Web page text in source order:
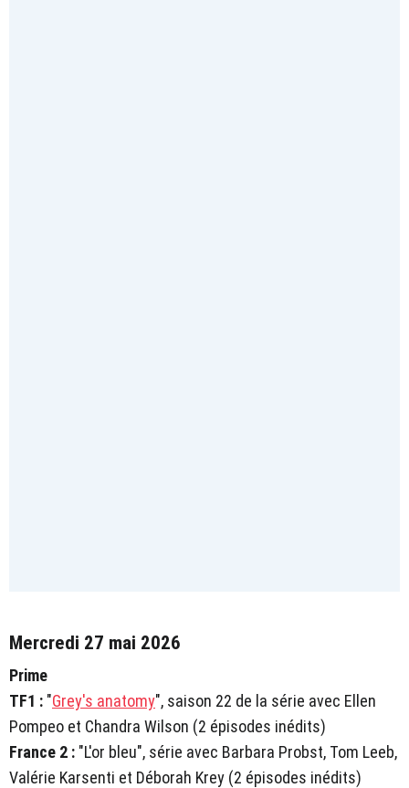
Mercredi 27 mai 2026
Prime
TF1 : "Grey's anatomy", saison 22 de la série avec Ellen
Pompeo et Chandra Wilson (2 épisodes inédits)
France 2 : "L'or bleu", série avec Barbara Probst, Tom Leeb,
Valérie Karsenti et Déborah Krey (2 épisodes inédits)